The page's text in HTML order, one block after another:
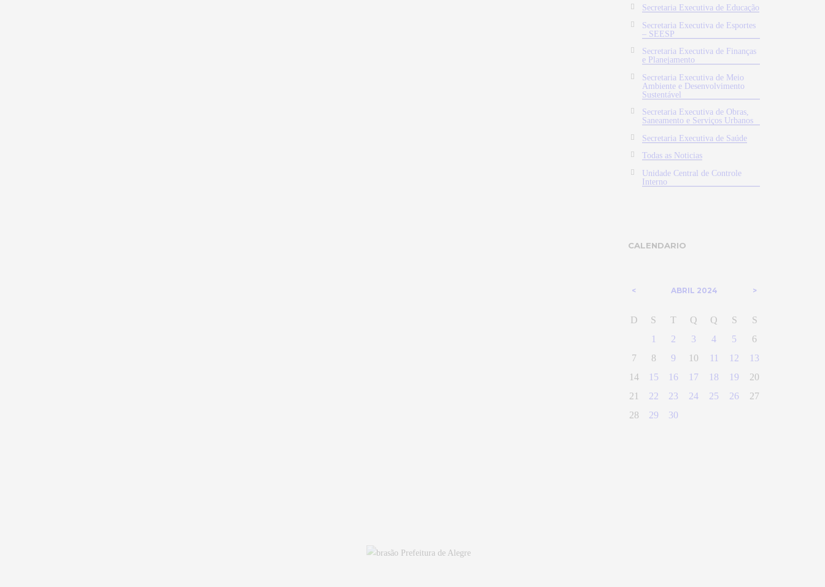
Secretaria Executiva de Educação
Secretaria Executiva de Esportes
– SEESP
Secretaria Executiva de Finanças
e Planejamento
Secretaria Executiva de Meio
Ambiente e Desenvolvimento
Sustentável
Secretaria Executiva de Obras,
Saneamento e Serviços Urbanos
Secretaria Executiva de Saúde
Todas as Noticias
Unidade Central de Controle
Interno
CALENDARIO
ABRIL 2024
D S T Q Q S
S
1
2 3 4 5
6
7
8 9 10 11 12
13
14
15 16 17 18 19
20
21
22 23 24 25 26
27
28
29 30